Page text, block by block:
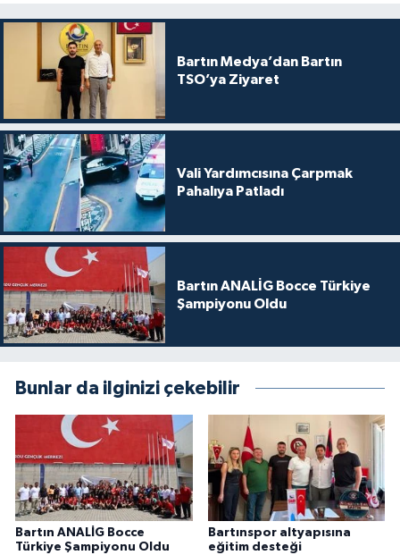
Bartın Medya’dan Bartın
TSO’ya Ziyaret
Vali Yardımcısına Çarpmak
Pahalıya Patladı
Bartın ANALİG Bocce Türkiye
Şampiyonu Oldu
Bunlar da ilginizi çekebilir
Bartın ANALİG Bocce
Türkiye Şampiyonu Oldu
Bartınspor altyapısına
eğitim desteği